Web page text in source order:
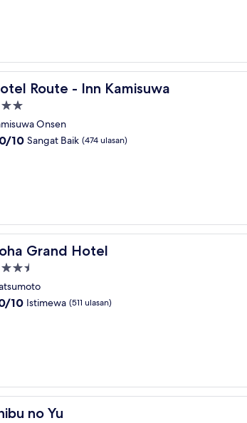
Route - Inn Kamisuwa
Route - Inn Kamisuwa
Onsen
10 Sangat Baik (474 ulasan)
Grand Hotel
Grand Hotel
10 Istimewa (511 ulasan)
no Yu
no Yu